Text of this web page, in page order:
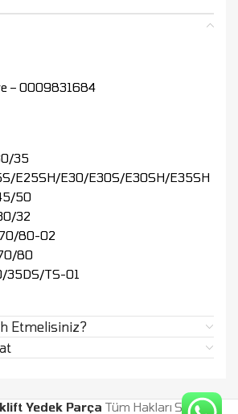
– 0009831684
35
E25SH/E30/E30S/E30SH/E35SH
50
32
80-02
80
35DS/TS-01
Etmelisiniz?
Yedek Parça Tüm Hakları Saklıdır.